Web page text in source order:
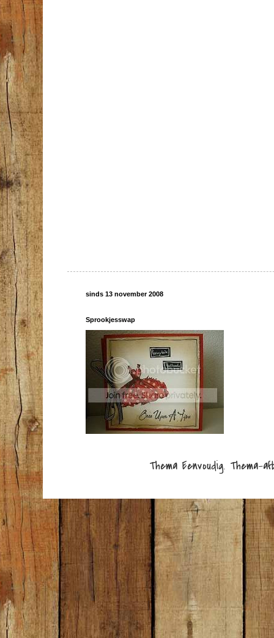
sinds 13 november 2008
Sprookjesswap
Thema Eenvoudig. Thema-